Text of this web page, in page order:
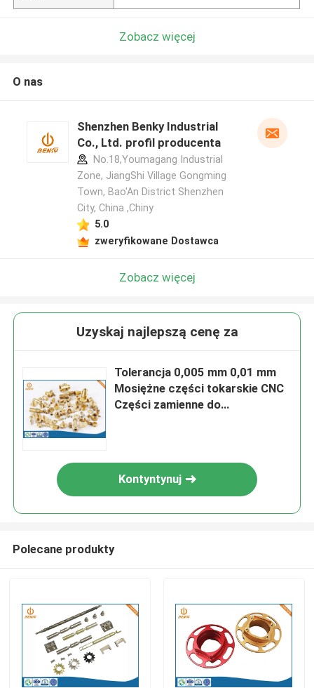
Zobacz więcej
O nas
Shenzhen Benky Industrial
Co., Ltd. profil producenta
No.18,Youmagang Industrial
Zone, JiangShi Village Gongming
Town, Bao'An District Shenzhen
City, China ,Chiny
5.0
zweryfikowane Dostawca
Zobacz więcej
Uzyskaj najlepszą cenę za
Tolerancja 0,005 mm 0,01 mm
Mosiężne części tokarskie CNC
Części zamienne do
Kontyntynuj
Polecane produkty